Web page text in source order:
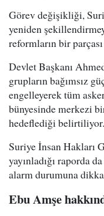
Görev değişikliği,
yeniden
reformların bir
Devlet Başkanı
grupların bağımsız
engelleyerek tüm
bünyesinde merkezi
hedeflediği belirtiliyor.
Suriye İnsan Hakları
yayınladığı raporda
alarm durumuna
Ebu Amşe